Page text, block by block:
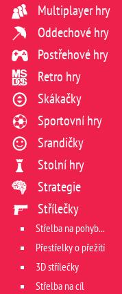
Multiplayer hry
Oddechové hry
Postřehové hry
Retro hry
Skákačky
Sportovní hry
Srandičky
Stolní hry
Strategie
Střílečky
Střelba na pohyblivý cíl
Přestřelky o přežití
3D střílečky
Střelba na cíl